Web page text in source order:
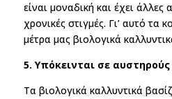
είναι μοναδική και έχει άλλες
χρονικές στιγμές. Γι’ αυτό τα
μέτρα μας βιολογικά
5. Υπόκεινται σε αυστηρούς
Τα βιολογικά καλλυντικά